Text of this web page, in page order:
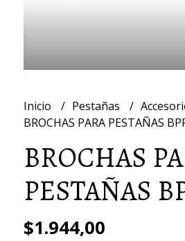
Inicio Pestañas
BROCHAS PARA PESTAÑAS
BROCHAS
PESTAÑAS
$1.944,00